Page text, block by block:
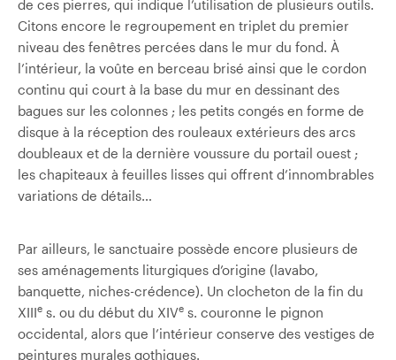
de ces pierres, qui indique l’utilisation de plusieurs outils.
Citons encore le regroupement en triplet du premier
niveau des fenêtres percées dans le mur du fond. À
l’intérieur, la voûte en berceau brisé ainsi que le cordon
continu qui court à la base du mur en dessinant des
bagues sur les colonnes ; les petits congés en forme de
disque à la réception des rouleaux extérieurs des arcs
doubleaux et de la dernière voussure du portail ouest ;
les chapiteaux à feuilles lisses qui offrent d’innombrables
variations de détails…
Par ailleurs, le sanctuaire possède encore plusieurs de
ses aménagements liturgiques d’origine (lavabo,
banquette, niches-crédence). Un clocheton de la fin du
XIIIe s. ou du début du XIVe s. couronne le pignon
occidental, alors que l’intérieur conserve des vestiges de
peintures murales gothiques.